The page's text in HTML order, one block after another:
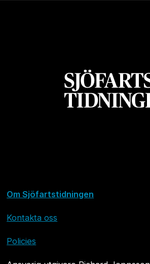
Om Sjöfartstidningen
Kontakta oss
Policies